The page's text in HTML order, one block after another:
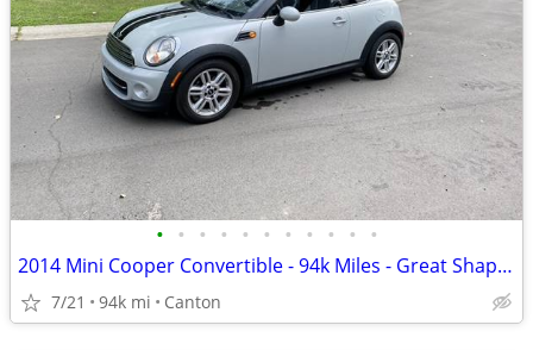
• • • • • • • • • • •
2014 Mini Cooper Convertible - 94k Miles - Great Shape - Western Car
7/21 94k mi Canton